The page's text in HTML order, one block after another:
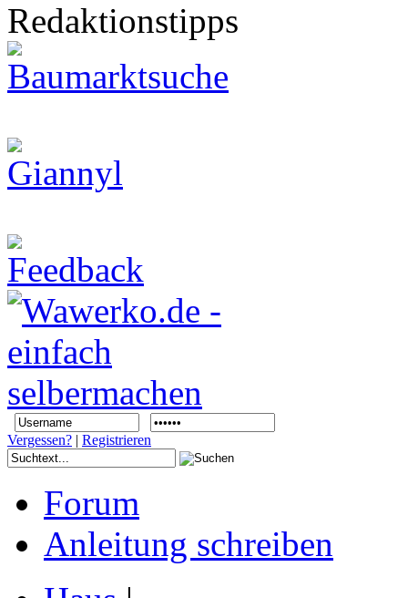
Redaktionstipps
Vergessen? | Registrieren
Forum
Anleitung schreiben